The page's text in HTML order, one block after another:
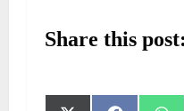
Share this post: